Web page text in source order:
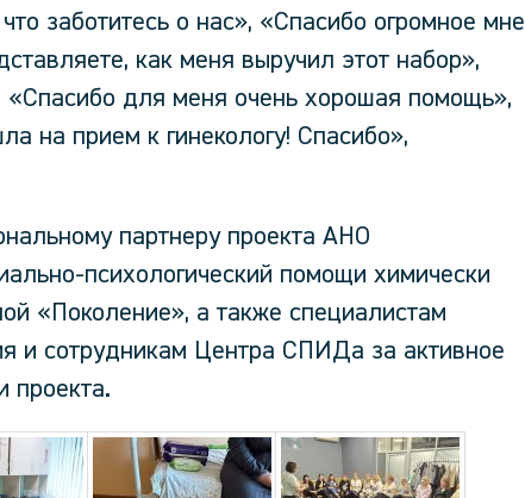
заботитесь о нас», «Спасибо огромное мне
как меня выручил этот набор»,
«Спасибо для меня очень хорошая помощь»,
на прием к гинекологу! Спасибо»,
партнеру проекта АНО
психологический помощи химически
«Поколение», а также специалистам
и сотрудникам Центра СПИДа за активное
проекта.